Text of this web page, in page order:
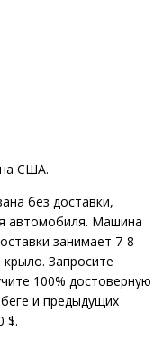
США.
без доставки,
автомобиля. Машина
занимает 7-8
Запросите
100% достоверную
и предыдущих
$.